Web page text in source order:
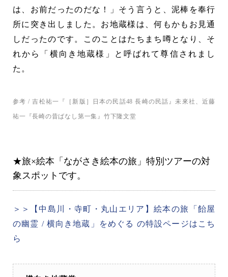
は、お前だったのだな！」そう言うと、泥棒を奉行
所に突き出しました。お地蔵様は、何もかもお見通
しだったのです。このことはたちまち噂となり、そ
れから「横向き地蔵様」と呼ばれて尊信されまし
た。
参考 / 吉松祐一『［新版］日本の民話48 長崎の民話』未來社、近藤
祐一『長崎の昔ばなし第一集』竹下隆文堂
★旅×絵本「ながさき絵本の旅」特別ツアーの対
象スポットです。
＞＞【中島川・寺町・丸山エリア】絵本の旅「飴屋
の幽霊 / 横向き地蔵」をめぐる の特設ページはこち
ら